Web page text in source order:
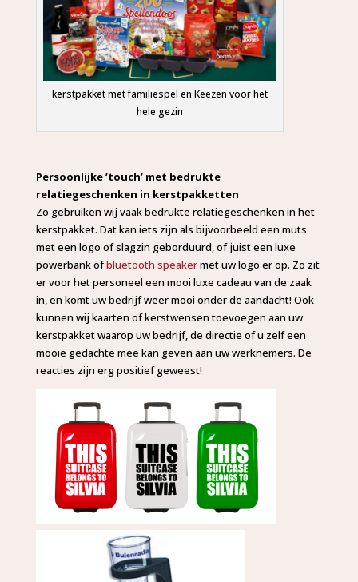
kerstpakket met familiespel en Keezen voor het
hele gezin
Persoonlijke ’touch’ met bedrukte
relatiegeschenken in kerstpakketten
Zo gebruiken wij vaak bedrukte relatiegeschenken in het
kerstpakket. Dat kan iets zijn als bijvoorbeeld een muts
met een logo of slagzin geborduurd, of juist een luxe
powerbank ofbluetooth speakermet uw logo er op. Zo zit
er voor het personeel een mooi luxe cadeau van de zaak
in, en komt uw bedrijf weer mooi onder de aandacht! Ook
kunnen wij kaarten of kerstwensen toevoegen aan uw
kerstpakket waarop uw bedrijf, de directie of u zelf een
mooie gedachte mee kan geven aan uw werknemers. De
reacties zijn erg positief geweest!